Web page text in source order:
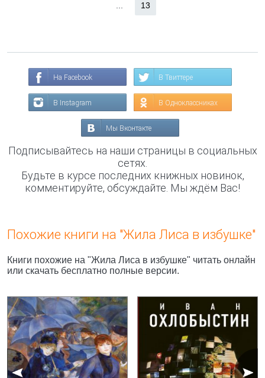
13
На Facebook В Твиттере
В Instagram В Одноклассниках
Мы Вконтакте
Подписывайтесь на наши страницы в социальных
сетях.
Будьте в курсе последних книжных новинок,
комментируйте, обсуждайте. Мы ждём Вас!
Похожие книги на "Жила Лиса в избушке"
Книги похожие на "Жила Лиса в избушке" читать онлайн
или скачать бесплатно полные версии.